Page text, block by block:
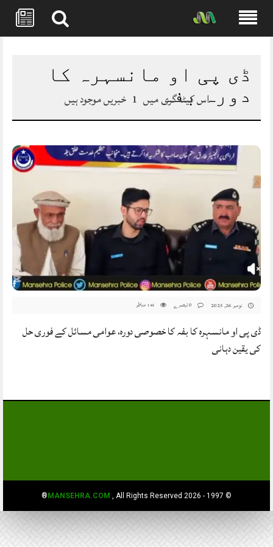
ڈی پی او مانسہرہ کا
دورہ بفہ
اس کیٹا گری میں 1 خبریں موجود ہیں
نومبر 26, 2025 146 مناظر
ڈی پی او مانسہرہ کا بفہ کا خصوصی دورہ، عوامی مسائل کے فوری حل
کی یقین دہانی
© 1997 - 2026
MANSEHRA.COM , All Rights Reserved®